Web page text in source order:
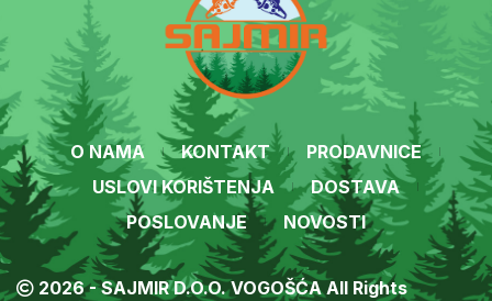
O NAMA KONTAKT
PRODAVNICE
USLOVI KORIŠTENJA
DOSTAVA
POSLOVANJE
NOVOSTI
2026 - SAJMIR D.O.O. VOGOŠĆA All Rights